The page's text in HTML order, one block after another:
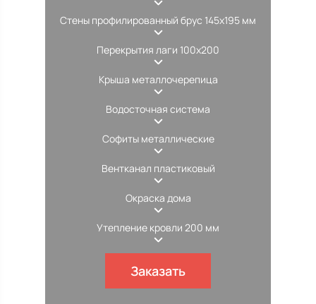
Стены профилированный брус 145х195 мм
Перекрытия лаги 100х200
Крыша металлочерепица
Водосточная система
Софиты металлические
Вентканал пластиковый
Окраска дома
Утепление кровли 200 мм
Заказать